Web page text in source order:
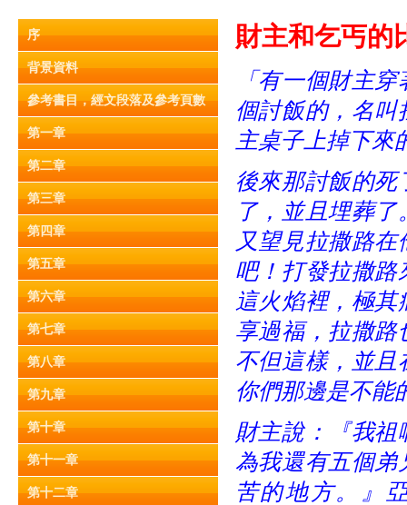
序
背景資料
參考書目，經文段落及參考頁數
第一章
第二章
第三章
第四章
第五章
第六章
第七章
第八章
第九章
第十章
第十一章
第十二章
財主和乞丐的
「有一個財主
個討飯的，名
主桌子上掉下來
後來那討飯的
了，並且埋葬
又望見拉撒路
吧！打發拉撒路
這火焰裡，極
享過福，拉撒路
不但這樣，並且
你們那邊是不能
財主說：『我
為我還有五個弟
苦的地方。』